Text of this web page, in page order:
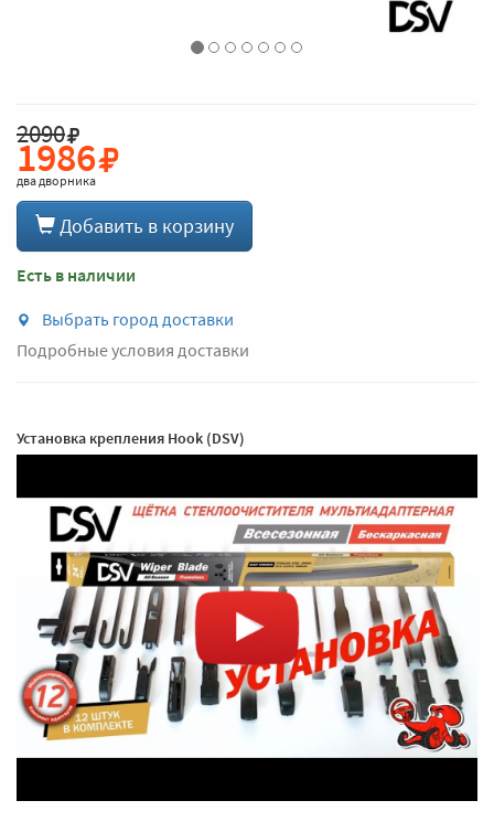
2090
1986
два дворника
Добавить в корзину
Есть в наличии
Выбрать город доставки
Подробные условия доставки
Установка крепления Hook (DSV)